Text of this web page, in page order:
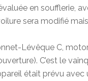
en soufflerie,
sera modifié
Lévêque C,
C’est le
était prévu